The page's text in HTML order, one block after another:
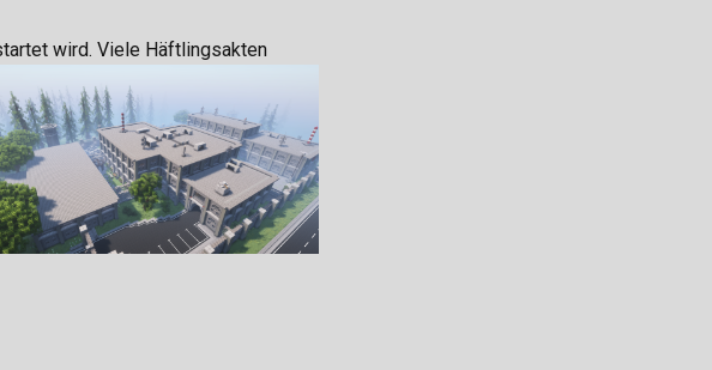
wird. Viele Häftlingsakten